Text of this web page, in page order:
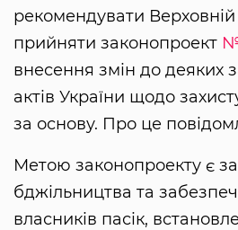
рекомендувати Верховній
прийняти законопроект
внесення змін до деяких
актів України щодо
за основу. Про це
Метою законопроекту є
бджільництва та
власників пасік,